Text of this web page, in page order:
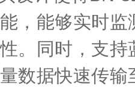
，能够实时
。同时，支
数据快速传